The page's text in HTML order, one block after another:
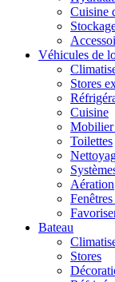
Cuisine
Véhicules de
Stores
Cuisine
Mobilier
Toilettes
Aération
Bateau
Stores